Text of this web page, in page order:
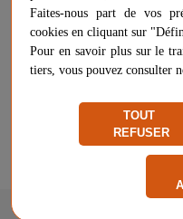
19,90 €
Livraison à partir de9,18 €
Vendu et expédié parCLICK
Signaler un problème d'ordre
Faites-nous part de vos
cookies en cliquant sur
Pour en savoir plus sur le
tiers, vous pouvez consulter
TOUT
REFUSER